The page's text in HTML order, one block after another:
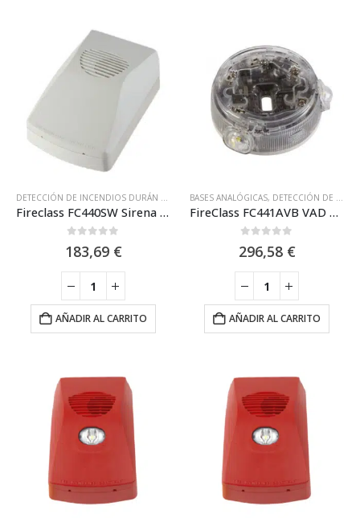
DETECCIÓN DE INCENDIOS DURÁN ELECTRÓNICA ,DURAN ELECTRÓNICA,FIRECLASS
Fireclass FC440SW Sirena de Pared Direccionable de 16 Tonos. Blanca
183,69 €
AÑADIR AL CARRITO
BASES ANALÓGICAS, DETECCIÓN DE INCENDIOS DURÁN ELECTRÓNICA
FireClass FC441AVB VAD Sirena de Base Direccionable con Lanza destellos y VAD
296,58 €
AÑADIR AL CARRITO